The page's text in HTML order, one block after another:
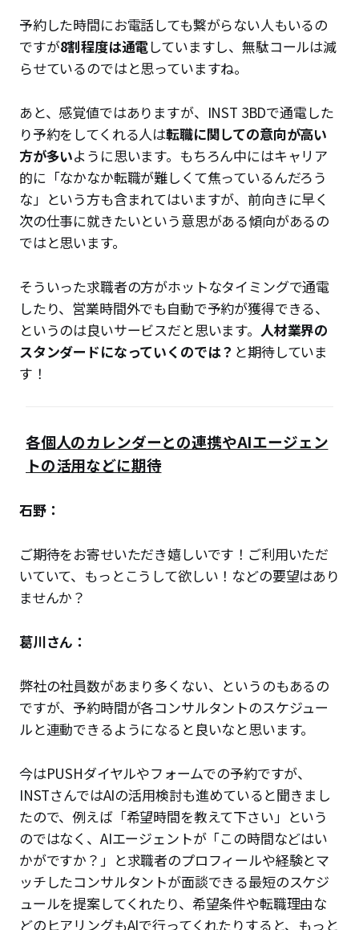
予約した時間にお電話しても繋がらない人もいるの
ですが8割程度は通電していますし、無駄コールは減
らせているのではと思っていますね。
あと、感覚値ではありますが、INST 3BDで通電した
り予約をしてくれる人は転職に関しての意向が高い
方が多いように思います。もちろん中にはキャリア
的に「なかなか転職が難しくて焦っているんだろう
な」という方も含まれてはいますが、前向きに早く
次の仕事に就きたいという意思がある傾向があるの
ではと思います。
そういった求職者の方がホットなタイミングで通電
したり、営業時間外でも自動で予約が獲得できる、
というのは良いサービスだと思います。 人材業界の
スタンダードになっていくのでは？ と期待していま
す！
各個人のカレンダーとの連携やAIエージェン
トの活用などに期待
石野：
ご期待をお寄せいただき嬉しいです！ご利用いただ
いていて、もっとこうして欲しい！などの要望はあり
ませんか？
葛川さん：
弊社の社員数があまり多くない、というのもあるの
ですが、予約時間が各コンサルタントのスケジュー
ルと連動できるようになると良いなと思います。
今はPUSHダイヤルやフォームでの予約ですが、
INSTさんではAIの活用検討も進めていると聞きまし
たので、例えば「希望時間を教えて下さい」という
のではなく、AIエージェントが「この時間などはい
かがですか？」と求職者のプロフィールや経験とマ
ッチしたコンサルタントが面談できる最短のスケジ
ュールを提案してくれたり、希望条件や転職理由な
どのヒアリングもAIで行ってくれたりすると、もっと